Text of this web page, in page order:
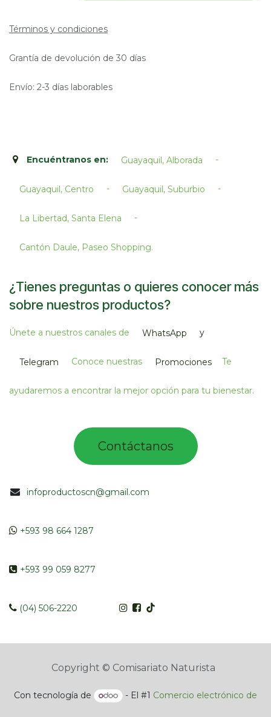
Términos y condiciones
Grantía de devolución de 30 días
Envío: 2-3 días laborables
Encuéntranos en: Guayaquil, Alborada -
Guayaquil, Centro - Guayaquil, Suburbio -
La Libertad, Santa Elena -
Cantón Daule, Paseo Shopping.​
¿Tienes preguntas o quieres conocer más
sobre nuestros productos?
Únete a nuestros canales de WhatsApp y
Telegram Conoce nuestras Promociones Te
ayudaremos a encontrar la mejor opción para tu bienestar.
infoproductoscn@gmail.com
+593 98 664 1287
​ +593 99 059 8277
(04) 506-2220
Contác​tano​​​s​​​​​
Copyright © Comisariato Naturista
Con tecnología de - El #1 Comercio electrónico de